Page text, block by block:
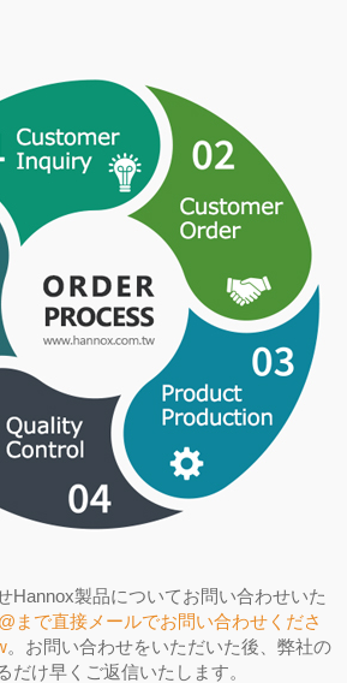
Hannox製品についてお問い合わせいた
まで直接メールでお問い合わせくださ
。お問い合わせをいただいた後、弊社の
だけ早くご返信いたします。